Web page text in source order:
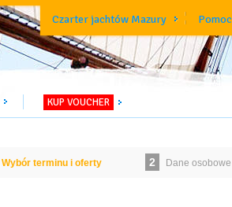
Czarter jachtów Mazury Pomoc
KUP VOUCHER
Wybór terminu i oferty 2 Dane osobowe